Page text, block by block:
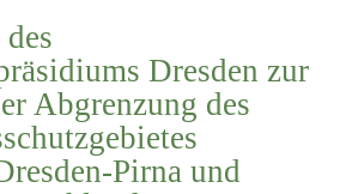
Dresden zur
Abgrenzung des
Pirna und